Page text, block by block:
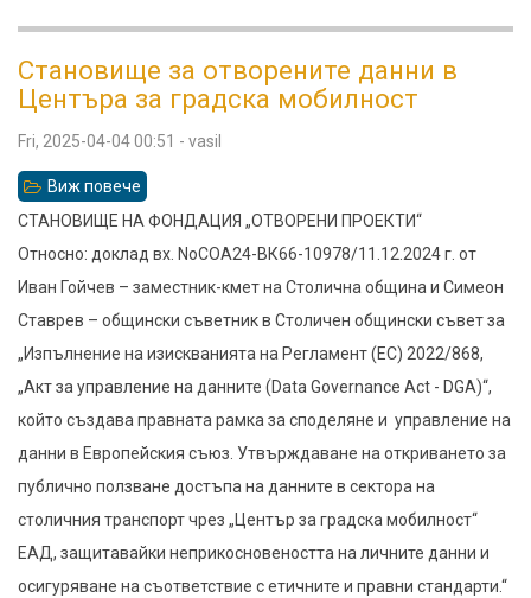
Становище за отворените данни в
Центъра за градска мобилност
Fri, 2025-04-04 00:51 - vasil
Виж повече
Становище
за
отворените
данни
в
Центъра
за
градска
мобилност
СТАНОВИЩЕ НА ФОНДАЦИЯ „ОТВОРЕНИ ПРОЕКТИ“
Относно: доклад вх. NoСОА24-ВК66-10978/11.12.2024 г. от
Иван Гойчев – заместник-кмет на Столична община и Симеон
Ставрев – общински съветник в Столичен общински съвет за
„Изпълнение на изискванията на Регламент (ЕС) 2022/868,
„Акт за управление на данните (Data Governance Act - DGA)“,
който създава правната рамка за споделяне и управление на
данни в Европейския съюз. Утвърждаване на откриването за
публично ползване достъпа на данните в сектора на
столичния транспорт чрез „Център за градска мобилност“
ЕАД, защитавайки неприкосновеността на личните данни и
осигуряване на съответствие с етичните и правни стандарти.“